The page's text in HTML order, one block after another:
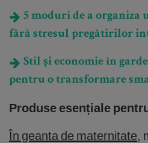
5 moduri de a organiza
fără stresul pregătirilor
Stil și economie în
pentru o transformare
Produse esențiale
În geanta de maternitate,